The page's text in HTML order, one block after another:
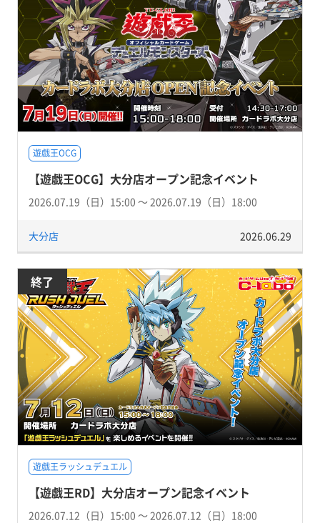
遊戯王OCG
【遊戯王OCG】大分店オープン記念イベント
2026.07.19（日）15:00 〜 2026.07.19（日）18:00
大分店 2026.06.29
終了
遊戯王ラッシュデュエル
【遊戯王RD】大分店オープン記念イベント
2026.07.12（日）15:00 〜 2026.07.12（日）18:00